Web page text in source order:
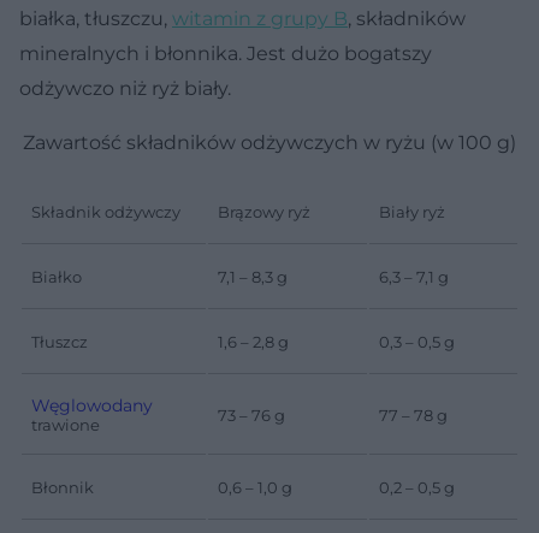
białka, tłuszczu, witamin z grupy B, składników
mineralnych i błonnika. Jest dużo bogatszy
odżywczo niż ryż biały.
Zawartość składników odżywczych w ryżu (w 100 g)
Składnik odżywczy Brązowy ryż Biały ryż
Białko 7,1 – 8,3 g 6,3 – 7,1 g
Tłuszcz 1,6 – 2,8 g 0,3 – 0,5 g
Węglowodany
trawione 73 – 76 g 77 – 78 g
Błonnik 0,6 – 1,0 g 0,2 – 0,5 g